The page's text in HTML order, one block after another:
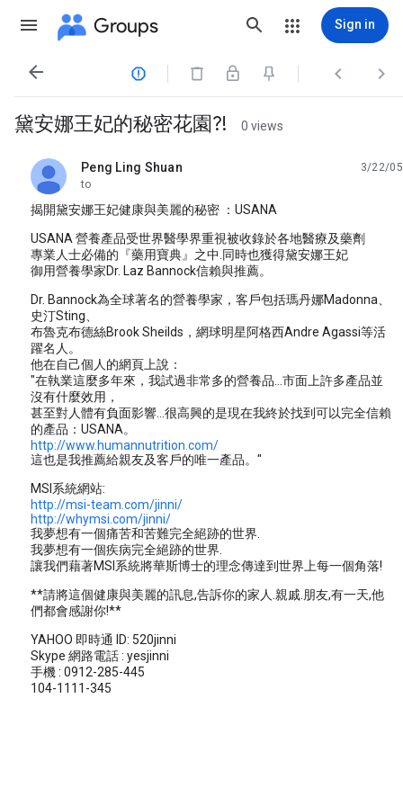
Groups Sign in
   
黛安娜王妃的秘密花園?! 0 views
Peng Ling Shuan
unread,
3/22/05
to
揭開黛安娜王妃健康與美麗的秘密 ：USANA
USANA 營養產品受世界醫學界重視被收錄於各地醫療及藥劑
專業人士必備的『藥用寶典』之中.同時也獲得黛安娜王妃
御用營養學家Dr. Laz Bannock信賴與推薦。
Dr. Bannock為全球著名的營養學家，客戶包括瑪丹娜Madonna、
史汀Sting、
布魯克布德絲Brook Sheilds，網球明星阿格西Andre Agassi等活
躍名人。
他在自己個人的網頁上說：
"在執業這麼多年來，我試過非常多的營養品...市面上許多產品並
沒有什麼效用，
甚至對人體有負面影響...很高興的是現在我終於找到可以完全信賴
的產品：USANA。
http://www.humannutrition.com/
這也是我推薦給親友及客戶的唯一產品。"
MSI系統網站:
http://msi-team.com/jinni/
http://whymsi.com/jinni/
我夢想有一個痛苦和苦難完全絕跡的世界.
我夢想有一個疾病完全絕跡的世界.
讓我們藉著MSI系統將華斯博士的理念傳達到世界上每一個角落!
**請將這個健康與美麗的訊息,告訴你的家人.親戚.朋友,有一天,他
們都會感謝你!**
YAHOO 即時通 ID: 520jinni
Skype 網路電話 : yesjinni
手機 : 0912-285-445
104-1111-345